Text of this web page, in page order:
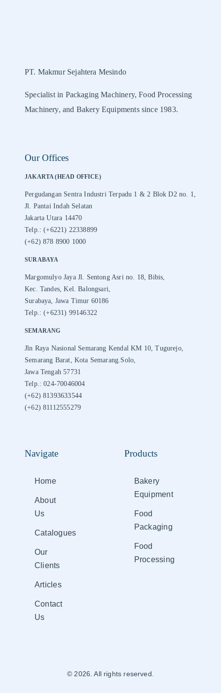
PT. Makmur Sejahtera Mesindo
Specialist in Packaging Machinery, Food Processing
Machinery, and Bakery Equipments since 1983.
Navigate
Home
About
Us
Catalogues
Our
Clients
Articles
Contact
Us
Products
Bakery
Equipment
Food
Packaging
Food
Processing
Our Offices
JAKARTA (HEAD OFFICE)
Pergudangan Sentra Industri Terpadu 1 & 2 Blok D2 no. 1,
Jl. Pantai Indah Selatan
Jakarta Utara 14470
Telp.: (+6221) 22338899
(+62) 878 8900 1000
SURABAYA
Margomulyo Jaya Jl. Sentong Asri no. 18, Bibis,
Kec. Tandes, Kel. Balongsari,
Surabaya, Jawa Timur 60186
Telp.: (+6231) 99146322
SEMARANG
Jln Raya Nasional Semarang Kendal KM 10, Tugurejo,
Semarang Barat, Kota Semarang.Solo,
Jawa Tengah 57731
Telp.: 024-70046004
(+62) 81393633544
(+62) 81112555279
© 2026. All rights reserved.